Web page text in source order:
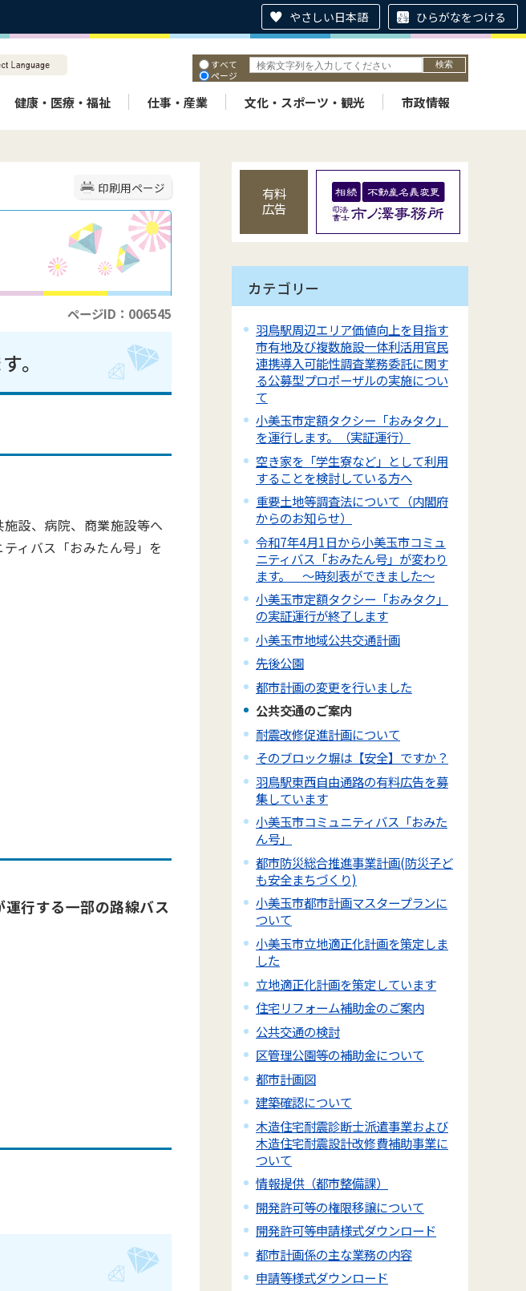
やさしい日本語 ひらがなをつける
すべて
ページ
健康・医療・福祉 仕事・産業 文化・スポーツ・観光 市政情報
印刷用ページ
ページID：006545
。
設、病院、商業施設等へ
ィバス「おみたん号」を
行する一部の路線バス
有料
広告
カテゴリー
羽鳥駅周辺エリア価値向上を目指す
市有地及び複数施設一体利活用官民
連携導入可能性調査業務委託に関す
る公募型プロポーザルの実施につい
て
小美玉市定額タクシー「おみタク」
を運行します。（実証運行）
空き家を「学生寮など」として利用
することを検討している方へ
重要土地等調査法について（内閣府
からのお知らせ）
令和7年4月1日から小美玉市コミュ
ニティバス「おみたん号」が変わり
ます。 ～時刻表ができました～
小美玉市定額タクシー「おみタク」
の実証運行が終了します
小美玉市地域公共交通計画
先後公園
都市計画の変更を行いました
公共交通のご案内
耐震改修促進計画について
そのブロック塀は【安全】ですか？
羽鳥駅東西自由通路の有料広告を募
集しています
小美玉市コミュニティバス「おみた
ん号」
都市防災総合推進事業計画(防災子ど
も安全まちづくり)
小美玉市都市計画マスタープランに
ついて
小美玉市立地適正化計画を策定しま
した
立地適正化計画を策定しています
住宅リフォーム補助金のご案内
公共交通の検討
区管理公園等の補助金について
都市計画図
建築確認について
木造住宅耐震診断士派遣事業および
木造住宅耐震設計改修費補助事業に
ついて
情報提供（都市整備課）
開発許可等の権限移譲について
開発許可等申請様式ダウンロード
都市計画係の主な業務の内容
申請等様式ダウンロード